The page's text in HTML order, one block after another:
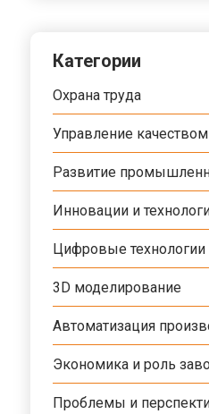
Категории
Охрана труда
Управление качеством
Развитие
Инновации и
Цифровые технологии
3D моделирование
Автоматизация
Экономика и роль
Проблемы и